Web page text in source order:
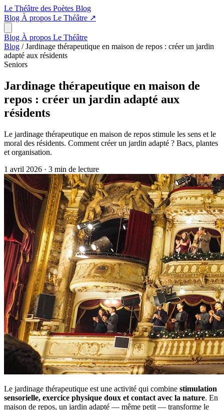
Le Théâtre des Poètes Blog
Blog À propos Le Théâtre ↗
Blog À propos Le Théâtre
Blog / Jardinage thérapeutique en maison de repos : créer un jardin
adapté aux résidents
Seniors
Jardinage thérapeutique en maison de
repos : créer un jardin adapté aux
résidents
Le jardinage thérapeutique en maison de repos stimule les sens et le
moral des résidents. Comment créer un jardin adapté ? Bacs, plantes
et organisation.
1 avril 2026 · 3 min de lecture
Le jardinage thérapeutique est une activité qui combine stimulation
sensorielle, exercice physique doux et contact avec la nature. En
maison de repos, un jardin adapté — même petit — transforme le